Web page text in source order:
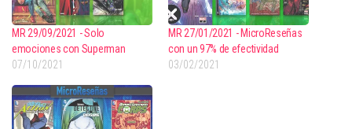
MR 29/09/2021 - Solo
emociones con Superman
07/10/2021
MR 27/01/2021 - MicroReseñas
con un 97% de efectividad
03/02/2021